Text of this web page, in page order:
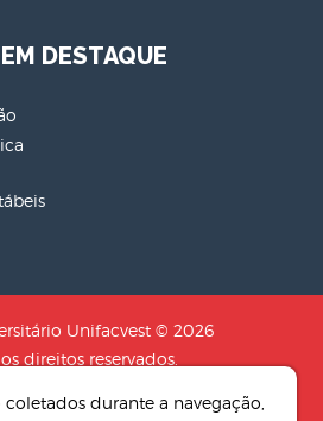
DESTAQUE
Unifacvest © 2026
direitos reservados.
DE EDUCACAO N.S
coletados durante a navegação,